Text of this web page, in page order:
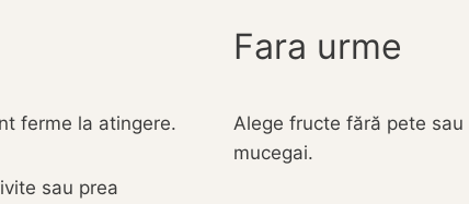
ferme la atingere.
sau prea
Fara urme
Alege fructe fără pete sau
mucegai.